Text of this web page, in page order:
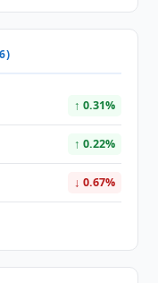
↑ 0.31%
↑ 0.22%
↓ 0.67%